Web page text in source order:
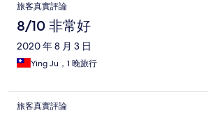
旅客真實評論
8/10 非常好
2020 年 8 月 3 日
Ying Ju，1 晚旅行
旅客真實評論